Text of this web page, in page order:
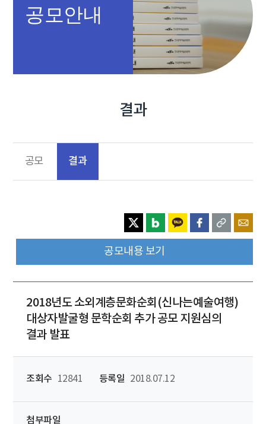
공모안내
결과
공모 결과
공모내용 보기
2018년도 소외계층문화순회(신나는예술여행)
대상자발굴형 문학순회 추가 공모 지원심의
결과 발표
조회수 12841 등록일 2018.07.12
첨부파일